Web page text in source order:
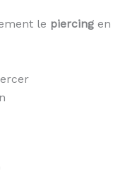
le piercing en